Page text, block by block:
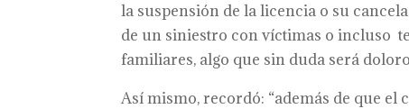
la suspensión de la licencia o su
de un siniestro con víctimas o incluso
familiares, algo que sin duda será
Así mismo, recordó: “además de que